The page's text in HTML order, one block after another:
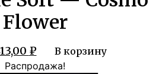
Flower
цена
₽Текущая
цена:
В корзину
Распродажа!